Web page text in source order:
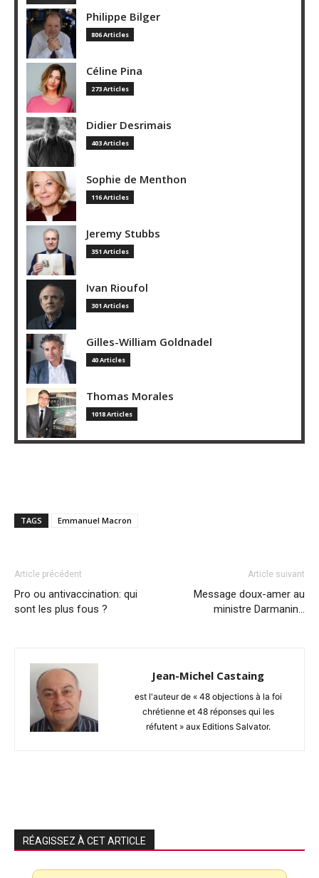
Philippe Bilger
806 Articles
Céline Pina
273 Articles
Didier Desrimais
403 Articles
Sophie de Menthon
116 Articles
Jeremy Stubbs
351 Articles
Ivan Rioufol
301 Articles
Gilles-William Goldnadel
40 Articles
Thomas Morales
1018 Articles
TAGS Emmanuel Macron
Article précédent
Pro ou antivaccination: qui
sont les plus fous ?
Article suivant
Message doux-amer au
ministre Darmanin…
Jean-Michel Castaing
est l'auteur de « 48 objections à la foi
chrétienne et 48 réponses qui les
réfutent » aux Editions Salvator.
RÉAGISSEZ À CET ARTICLE